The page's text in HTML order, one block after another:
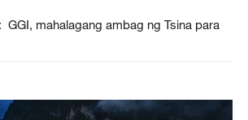
mahalagang ambag ng Tsina para